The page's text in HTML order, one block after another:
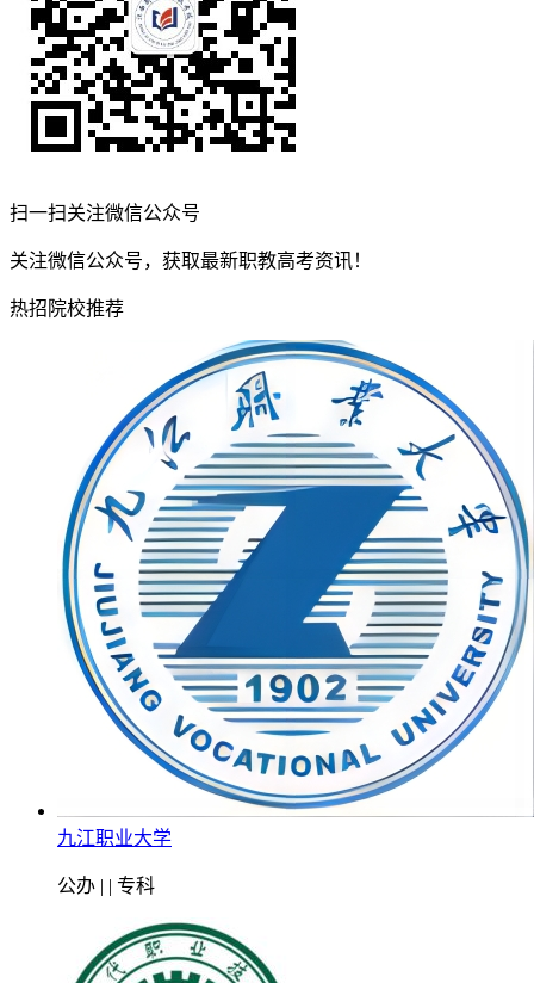
扫一扫关注微信公众号
关注微信公众号，获取最新职教高考资讯！
热招院校推荐
九江职业大学
公办 | | 专科